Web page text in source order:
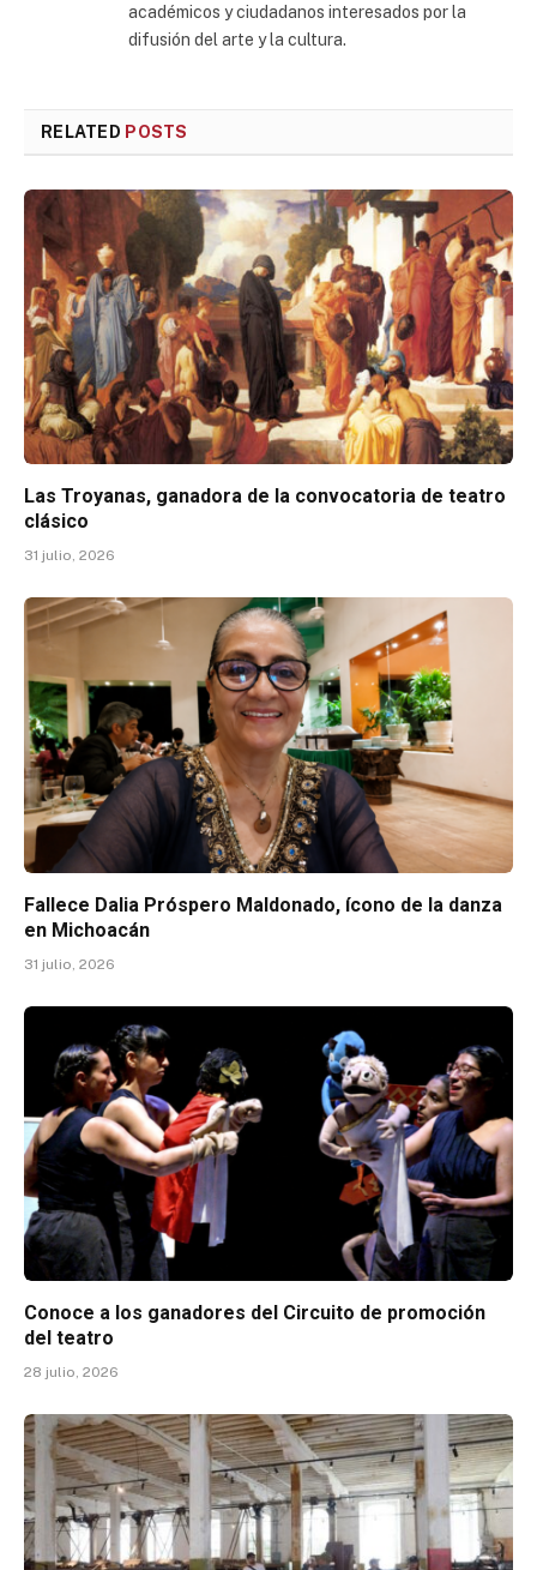
académicos y ciudadanos interesados por la
difusión del arte y la cultura.
RELATED POSTS
Las Troyanas, ganadora de la convocatoria de teatro
clásico
31 julio, 2026
Fallece Dalia Próspero Maldonado, ícono de la danza
en Michoacán
31 julio, 2026
Conoce a los ganadores del Circuito de promoción
del teatro
28 julio, 2026